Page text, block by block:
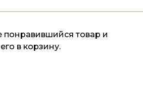
понравившийся товар и
в корзину.